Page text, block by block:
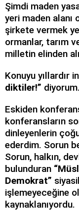
Şimdi maden
yeri maden
şirkete vermek
ormanlar, tarım
milletin elinden
Konuyu yıllardır
diktiler!” diyorum.
Eskiden
konferansların
dinleyenlerin
ederdim. Sorun
Sorun, halkın,
bulunduran
Demokrat”
işlemeyeceğine
kaynaklanıyordu.